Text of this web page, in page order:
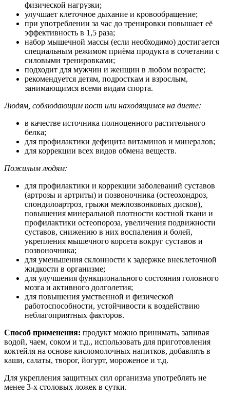
физической нагрузки;
улучшает клеточное дыхание и кровообращение;
при употреблении за час до тренировки повышает её
эффективность в 1,5 раза;
набор мышечной массы (если необходимо) достигается
специальным режимом приёма продукта в сочетании с
силовыми тренировками;
подходит для мужчин и женщин в любом возрасте;
рекомендуется детям, подросткам и взрослым,
занимающимся всеми видам спорта.
Людям, соблюдающим пост или находящимся на диете:
в качестве источника полноценного растительного
белка;
для профилактики дефицита витаминов и минералов;
для коррекции всех видов обмена веществ.
Пожилым людям:
для профилактики и коррекции заболеваний суставов
(артрозы и артриты) и позвоночника (остеохондроз,
спондилоартроз, грыжи межпозвонковых дисков),
повышения минеральной плотности костной ткани и
профилактики остеопороза, увеличения подвижности
суставов, снижению в них воспаления и болей,
укрепления мышечного корсета вокруг суставов и
позвоночника;
для уменьшения склонности к задержке внеклеточной
жидкости в организме;
для улучшения функционального состояния головного
мозга и активного долголетия;
для повышения умственной и физической
работоспособности, устойчивости к воздействию
неблагоприятных факторов.
Способ применения: продукт можно принимать, запивая
водой, чаем, соком и т.д., использовать для приготовления
коктейля на основе кисломолочных напитков, добавлять в
каши, салаты, творог, йогурт, мороженое и т.д.
Для укрепления защитных сил организма употреблять не
менее 3-х столовых ложек в сутки.